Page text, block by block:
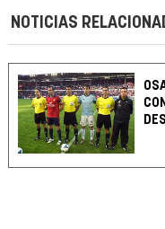
NOTICIAS